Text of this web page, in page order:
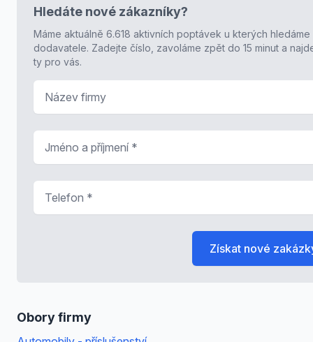
Obory firmy
Hledáte nové zákazníky?
Máme aktuálně 6.618 aktivních poptávek u kterých hledáme
dodavatele. Zadejte číslo, zavoláme zpět do 15 minut a
ty pro vás.
Získat nové